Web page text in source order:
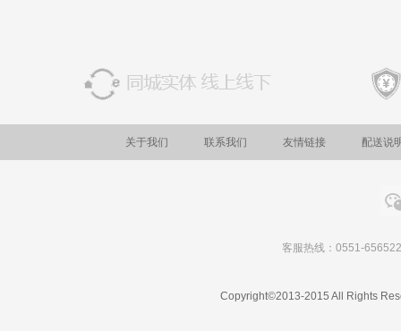
关于我们 联系我们 友情链接 配送说
客服热线：0551-
Copyright©2013-2015 All Rights